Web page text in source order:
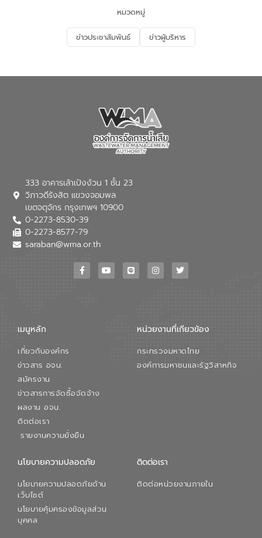
จัดการน้ำเสียและสร้างจิตสำนึกในการ
อนุรักษ์สิ่งแวดล้อม ในหัวข้อ “น้ำเสียชุมชน
และการบำบัดน้ำเสียเบื้องต้น” โดยให้ความรู้
เกี่ยวกับสาเหตุและผลกระทบของน้ำเสีย
ณ เทศบาลตำบลบางเลน จังหวัดนครปฐม
หมวดหมู่
ข่าวประชาสัมพันธ์ ข่าวผู้บริหาร
333 อาคารเล้าเป้งง้วน 1 ชั้น 23
วิภาวดีรังสิต แขวงจอมพล
เขตจตุจักร กรุงเทพฯ 10900
0-2273-8530-39
0-2273-8577-79
saraban@wma.or.th
เมนูหลัก
เกี่ยวกับองค์กร
ข่าวสาร อจน.
สมัครงาน
ข่าวสารการจัดซื้อจัดจ้าง
ผลงาน อจน.
ติดต่อเรา
รายงานความยั่งยืน
หน่วยงานที่เกียวข้อง
กระทรวงมหาดไทย
องค์การมหาชนและรัฐวิสาหกิจ
นโยบายความปลอดภัย
นโยบายความปลอดภัยด้าน
เว็บไซต์
นโยบายคุ้มครองข้อมูลส่วน
บุคคล
ติดต่อเรา
ติดต่อหน่วยงานภายใน